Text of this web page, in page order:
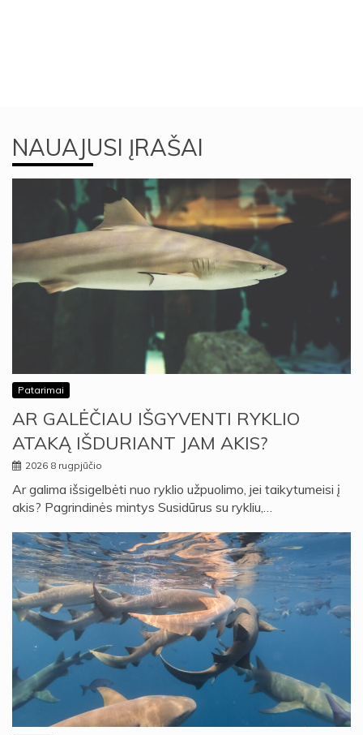
NAUAJUSI ĮRAŠAI
Patarimai
AR GALĖČIAU IŠGYVENTI RYKLIO
ATAKĄ IŠDURIANT JAM AKIS?
2026 8 rugpjūčio
Ar galima išsigelbėti nuo ryklio užpuolimo, jei taikytumeisi į
akis? Pagrindinės mintys Susidūrus su rykliu,…